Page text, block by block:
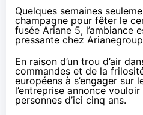
Quelques semaines
champagne pour fêter le
fusée Ariane 5, l’ambiance
pressante chez
En raison d’un trou d’air
commandes et de la
européens à s’engager sur
l’entreprise annonce
personnes d’ici cinq ans.